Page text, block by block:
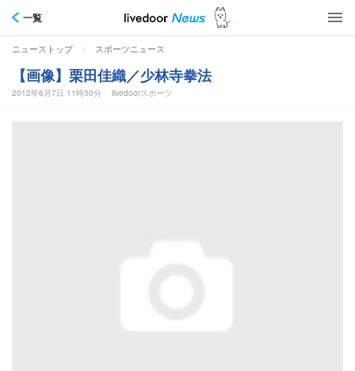
一覧
ニューストップ > スポーツニュース
【画像】栗田佳織／少林寺拳法
2012年6月7日 11時30分 livedoorスポーツ